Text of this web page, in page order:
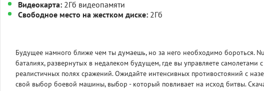
Видеокарта: 2Гб видеопамяти
Свободное место на жестком диске: 2Гб
Будущее намного ближе чем ты думаешь, но за него необходимо бороться.
баталиях, развернутых в недалеком будущем, где вы управляете
реалистичных полях сражений. Ожидайте интенсивных противостояний с
свой выбор боевой машины, выбор - который повливает на исход битвы.